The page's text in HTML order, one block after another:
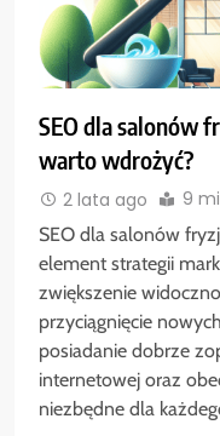
SEO dla salonów
warto wdrożyć?
2 lata ago 9
SEO dla salonów
element strategii
zwiększenie
przyciągnięcie
posiadanie dobrze
internetowej oraz
niezbędne dla